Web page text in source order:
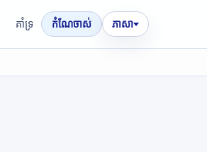
គាំទ្រ កំណែចាស់ ភាសា